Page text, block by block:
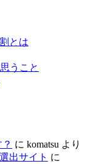
の
とは
うこと
に komatsu より
出サイト に